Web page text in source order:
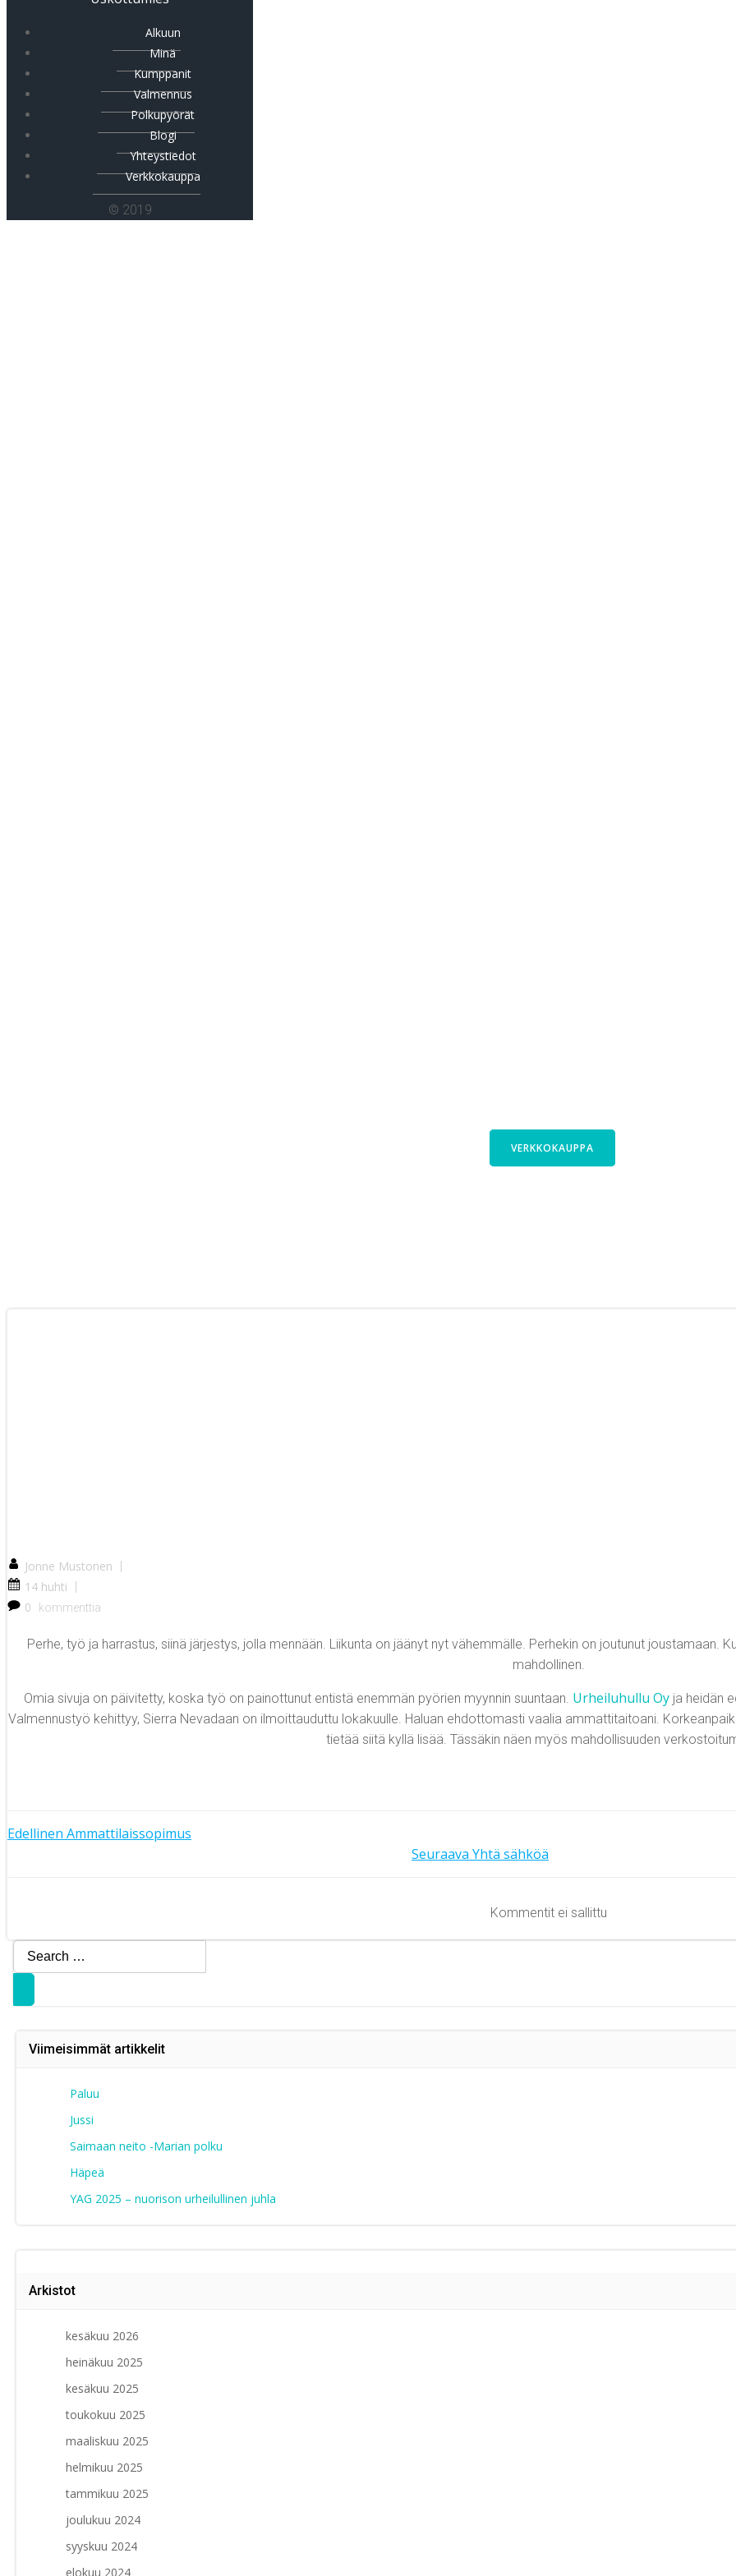
Alkuun
Minä
Kumppanit
Valmennus
Polkupyörät
Blogi
Yhteystiedot
Verkkokauppa
© 2019
VERKKOKAUPPA
Jonne Mustonen
14 huhti
0
kommenttia
Perhe, työ ja harrastus, siinä järjestys, jolla mennään. Liikunta on jäänyt nyt vähemmälle. Perhekin on joutunut joustamaan.
mahdollinen.
Omia sivuja on päivitetty, koska työ on painottunut entistä enemmän pyörien myynnin suuntaan. Urheiluhullu Oyja heidän
Valmennustyö kehittyy, Sierra Nevadaan on ilmoittauduttu lokakuulle. Haluan ehdottomasti vaalia ammattitaitoani.
tietää siitä kyllä lisää. Tässäkin näen myös mahdollisuuden
Artikkelien
Edellinen Ammattilaissopimus
Seuraava Yhtä sähköä
Kommentit ei sallittu
Search
for:
Viimeisimmät artikkelit
Paluu
Jussi
Saimaan neito -Marian polku
Häpeä
YAG 2025 – nuorison urheilullinen juhla
Arkistot
kesäkuu 2026
heinäkuu 2025
kesäkuu 2025
toukokuu 2025
maaliskuu 2025
helmikuu 2025
tammikuu 2025
joulukuu 2024
syyskuu 2024
elokuu 2024